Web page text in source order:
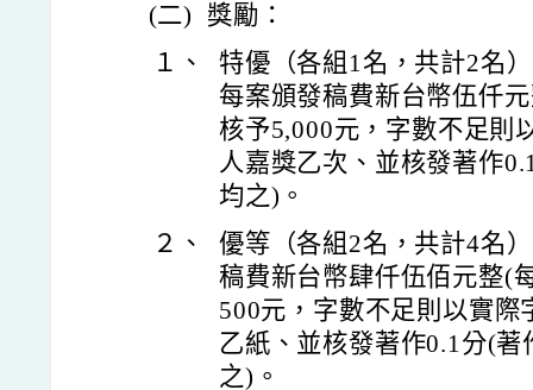
(二)
獎勵：
１、
特優（各組1名，共計2名
每案頒發稿費新台幣伍仟
核予5,000元，字數不足則
人嘉獎乙次、並核發著作
均之)。
２、
優等（各組2名，共計4名
稿費新台幣肆仟伍佰元整(
500元，字數不足則以實
乙紙、並核發著作0.1分(
之)。